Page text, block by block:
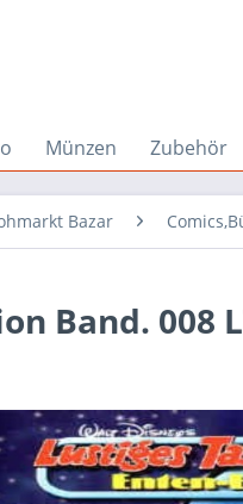
Münzen Zubehör
Bazar
Band. 008